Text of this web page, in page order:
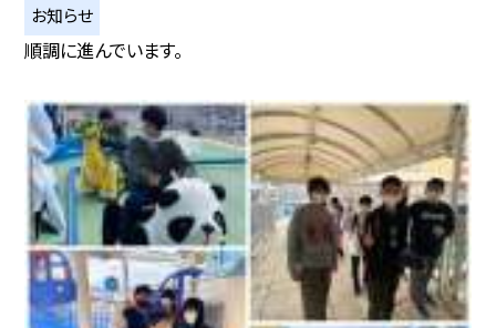
お知らせ
順調に進んでいます。